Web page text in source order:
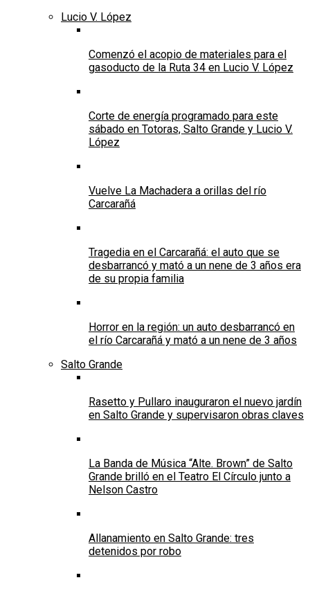
Lucio V. López
Comenzó el acopio de materiales para el
gasoducto de la Ruta 34 en Lucio V. López
Corte de energía programado para este
sábado en Totoras, Salto Grande y Lucio V.
López
Vuelve La Machadera a orillas del río
Carcarañá
Tragedia en el Carcarañá: el auto que se
desbarrancó y mató a un nene de 3 años era
de su propia familia
Horror en la región: un auto desbarrancó en
el río Carcarañá y mató a un nene de 3 años
Salto Grande
Rasetto y Pullaro inauguraron el nuevo jardín
en Salto Grande y supervisaron obras claves
La Banda de Música “Alte. Brown” de Salto
Grande brilló en el Teatro El Círculo junto a
Nelson Castro
Allanamiento en Salto Grande: tres
detenidos por robo